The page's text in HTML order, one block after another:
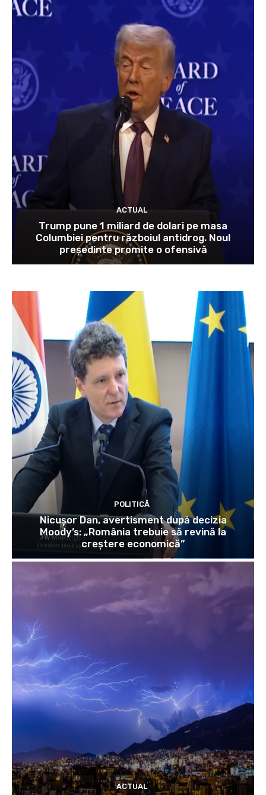
ACTUAL
Trump pune 1 miliard de dolari pe masa
Columbiei pentru războiul antidrog. Noul
președinte promite o ofensivă
POLITICĂ
Nicușor Dan, avertisment după decizia
Moody’s: „România trebuie să revină la
creștere economică”
ACTUAL